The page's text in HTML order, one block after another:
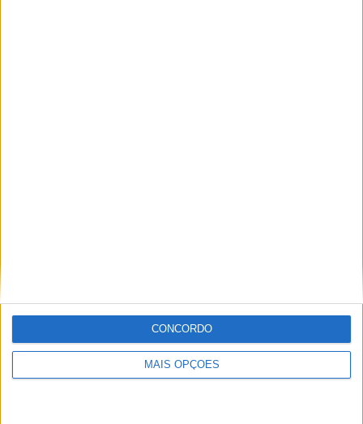
MAIS OPÇÕES
CONCORDO